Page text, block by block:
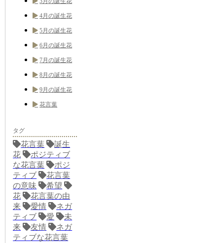
4月の誕生花
5月の誕生花
6月の誕生花
7月の誕生花
8月の誕生花
9月の誕生花
花言葉
タグ
花言葉
誕生
花
ポジティブ
な花言葉
ポジ
ティブ
花言葉
の意味
希望
花
花言葉の由
来
愛情
ネガ
ティブ
愛
未
来
友情
ネガ
ティブな花言葉